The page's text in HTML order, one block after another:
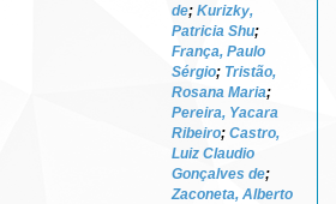
de; Kurizky,
Patricia Shu;
França, Paulo
Sérgio; Tristão,
Rosana Maria;
Pereira, Yacara
Ribeiro; Castro,
Luiz Claudio
Gonçalves de;
Zaconeta, Alberto